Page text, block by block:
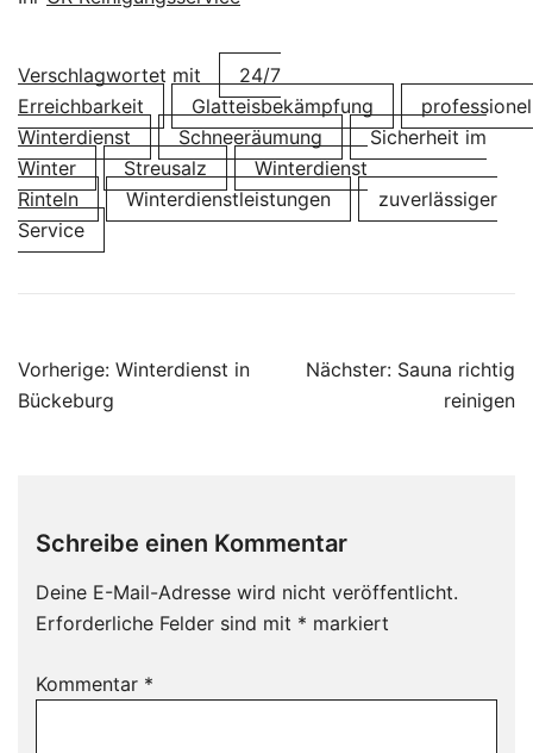
Verschlagwortet mit
24/7
Erreichbarkeit
Glatteisbekämpfung
Winterdienst
Schneeräumung
Sicherheit im
Winter
Streusalz
Winterdienst
Rinteln
Winterdienstleistungen
zuverlässiger
Service
Beitragsnavigation
Vorherige: Winterdienst in
Bückeburg
Nächster: Sauna richtig
reinigen
Schreibe einen Kommentar
Deine E-Mail-Adresse wird nicht veröffentlicht.
Erforderliche Felder sind mit * markiert
Kommentar *